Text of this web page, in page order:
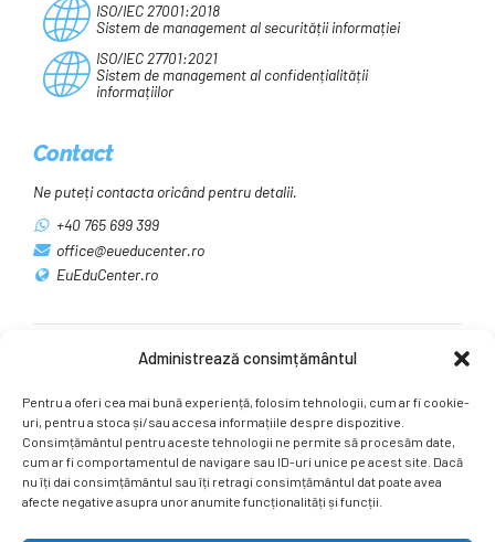
Administrează consimțământul
Pentru a oferi cea mai bună experiență, folosim tehnologii, cum ar fi cookie-
uri, pentru a stoca și/sau accesa informațiile despre dispozitive.
Consimțământul pentru aceste tehnologii ne permite să procesăm date,
cum ar fi comportamentul de navigare sau ID-uri unice pe acest site. Dacă
nu îți dai consimțământul sau îți retragi consimțământul dat poate avea
afecte negative asupra unor anumite funcționalități și funcții.
ISO/IEC 27001:2018
Sistem de management al securității informației
ISO/IEC 27701:2021
Sistem de management al confidențialității
informațiilor
Contact
Ne puteți contacta oricând pentru detalii.
+40 765 699 399
office@eueducenter.ro
EuEduCenter.ro
Ne puteți găsi și pe rețelele sociale.